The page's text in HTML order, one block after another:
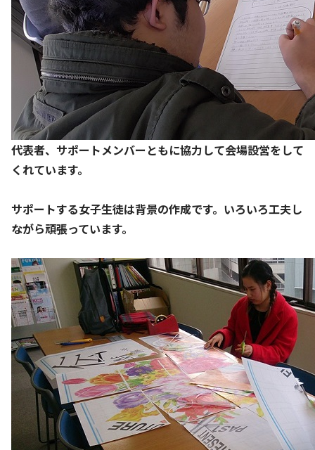
代表者、サポートメンバーともに協力して会場設営をして
くれています。
サポートする女子生徒は背景の作成です。いろいろ工夫し
ながら頑張っています。